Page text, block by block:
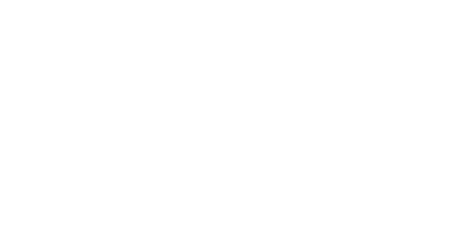
svého pokoje.